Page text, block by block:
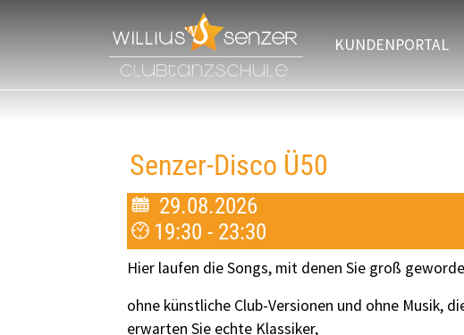
KUNDENPORTAL
Senzer-Disco Ü50
29.08.2026
19:30 - 23:30
Hier laufen die Songs, mit denen Sie groß
ohne künstliche Club-Versionen und ohne Musik,
erwarten Sie echte Klassiker,